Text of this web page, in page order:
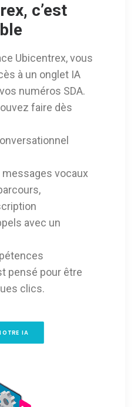
c’est
Ubicentrex, vous
à un onglet IA
numéros SDA.
faire dès
vocaux
avec un
pensé pour être
clics.
IA